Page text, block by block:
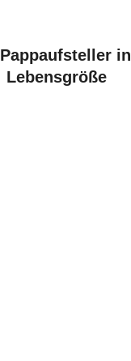
Pappaufsteller in
Lebensgröße